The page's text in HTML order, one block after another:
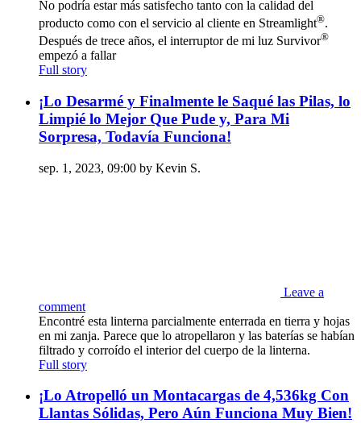
No podría estar más satisfecho tanto con la calidad del
producto como con el servicio al cliente en Streamlight®.
Después de trece años, el interruptor de mi luz Survivor®
empezó a fallar
Full story
¡Lo Desarmé y Finalmente le Saqué las Pilas, lo
Limpié lo Mejor Que Pude y, Para Mi
Sorpresa, Todavía Funciona!
sep. 1, 2023, 09:00 by Kevin S.
Leave a
comment
Encontré esta linterna parcialmente enterrada en tierra y hojas
en mi zanja. Parece que lo atropellaron y las baterías se habían
filtrado y corroído el interior del cuerpo de la linterna.
Full story
¡Lo Atropelló un Montacargas de 4,536kg Con
Llantas Sólidas, Pero Aún Funciona Muy Bien!